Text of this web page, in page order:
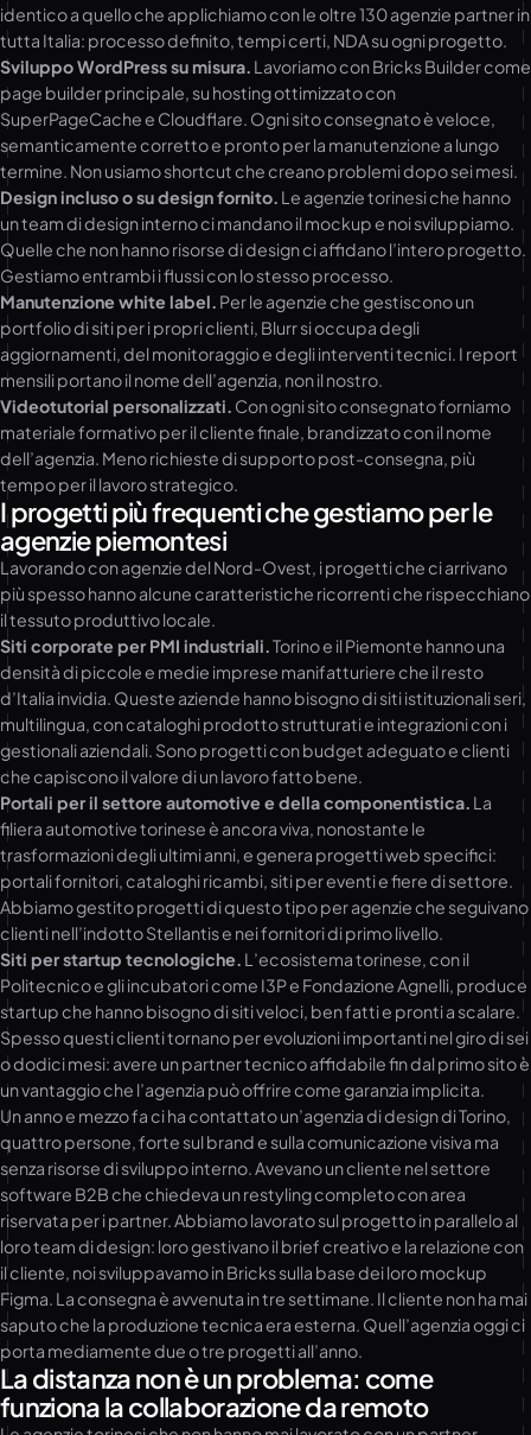
identico a quello che applichiamo con le oltre 130 agenzie partner in
tutta Italia: processo definito, tempi certi, NDA su ogni progetto.
Sviluppo WordPress su misura. Lavoriamo con Bricks Builder come
page builder principale, su hosting ottimizzato con
SuperPageCache e Cloudflare. Ogni sito consegnato è veloce,
semanticamente corretto e pronto per la manutenzione a lungo
termine. Non usiamo shortcut che creano problemi dopo sei mesi.
Design incluso o su design fornito. Le agenzie torinesi che hanno
un team di design interno ci mandano il mockup e noi sviluppiamo.
Quelle che non hanno risorse di design ci affidano l’intero progetto.
Gestiamo entrambi i flussi con lo stesso processo.
Manutenzione white label. Per le agenzie che gestiscono un
portfolio di siti per i propri clienti, Blurr si occupa degli
aggiornamenti, del monitoraggio e degli interventi tecnici. I report
mensili portano il nome dell’agenzia, non il nostro.
Videotutorial personalizzati. Con ogni sito consegnato forniamo
materiale formativo per il cliente finale, brandizzato con il nome
dell’agenzia. Meno richieste di supporto post-consegna, più
tempo per il lavoro strategico.
I progetti più frequenti che gestiamo per le
agenzie piemontesi
Lavorando con agenzie del Nord-Ovest, i progetti che ci arrivano
più spesso hanno alcune caratteristiche ricorrenti che rispecchiano
il tessuto produttivo locale.
Siti corporate per PMI industriali.Torino e il Piemonte hanno una
densità di piccole e medie imprese manifatturiere che il resto
d’Italia invidia. Queste aziende hanno bisogno di siti istituzionali seri,
multilingua, con cataloghi prodotto strutturati e integrazioni con i
gestionali aziendali. Sono progetti con budget adeguato e clienti
che capiscono il valore di un lavoro fatto bene.
Portali per il settore automotive e della componentistica. La
filiera automotive torinese è ancora viva, nonostante le
trasformazioni degli ultimi anni, e genera progetti web specifici:
portali fornitori, cataloghi ricambi, siti per eventi e fiere di settore.
Abbiamo gestito progetti di questo tipo per agenzie che seguivano
clienti nell’indotto Stellantis e nei fornitori di primo livello.
Siti per startup tecnologiche. L’ecosistema torinese, con il
Politecnico e gli incubatori come I3P e Fondazione Agnelli, produce
startup che hanno bisogno di siti veloci, ben fatti e pronti a scalare.
Spesso questi clienti tornano per evoluzioni importanti nel giro di sei
o dodici mesi: avere un partner tecnico affidabile fin dal primo sito è
un vantaggio che l’agenzia può offrire come garanzia implicita.
Un anno e mezzo fa ci ha contattato un’agenzia di design di Torino,
quattro persone, forte sul brand e sulla comunicazione visiva ma
senza risorse di sviluppo interno. Avevano un cliente nel settore
software B2B che chiedeva un restyling completo con area
riservata per i partner. Abbiamo lavorato sul progetto in parallelo al
loro team di design: loro gestivano il brief creativo e la relazione con
il cliente, noi sviluppavamo in Bricks sulla base dei loro mockup
Figma. La consegna è avvenuta in tre settimane. Il cliente non ha mai
saputo che la produzione tecnica era esterna. Quell’agenzia oggi ci
porta mediamente due o tre progetti all’anno.
La distanza non è un problema: come
funziona la collaborazione da remoto